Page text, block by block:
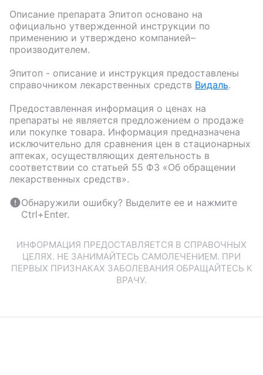
Описание препарата Эпитоп основано на
официально утвержденной инструкции по
применению и утверждено компанией–
производителем.
Эпитоп - описание и инструкция предоставлены
справочником лекарственных средств Видаль.
Предоставленная информация о ценах на
препараты не является предложением о продаже
или покупке товара. Информация предназначена
исключительно для сравнения цен в стационарных
аптеках, осуществляющих деятельность в
соответствии со статьей 55 ФЗ «Об обращении
лекарственных средств».
Обнаружили ошибку? Выделите ее и нажмите
Ctrl+Enter.
ИНФОРМАЦИЯ ПРЕДОСТАВЛЯЕТСЯ В СПРАВОЧНЫХ
ЦЕЛЯХ. НЕ ЗАНИМАЙТЕСЬ САМОЛЕЧЕНИЕМ. ПРИ
ПЕРВЫХ ПРИЗНАКАХ ЗАБОЛЕВАНИЯ ОБРАЩАЙТЕСЬ К
ВРАЧУ.